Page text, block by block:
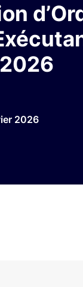
2026